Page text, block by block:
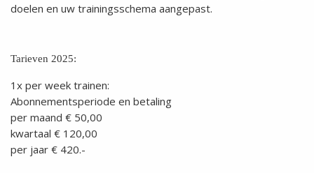
doelen en uw trainingsschema aangepast.
Tarieven 2025:
1x per week trainen:
Abonnementsperiode en betaling
per maand € 50,00
kwartaal € 120,00
per jaar € 420.-